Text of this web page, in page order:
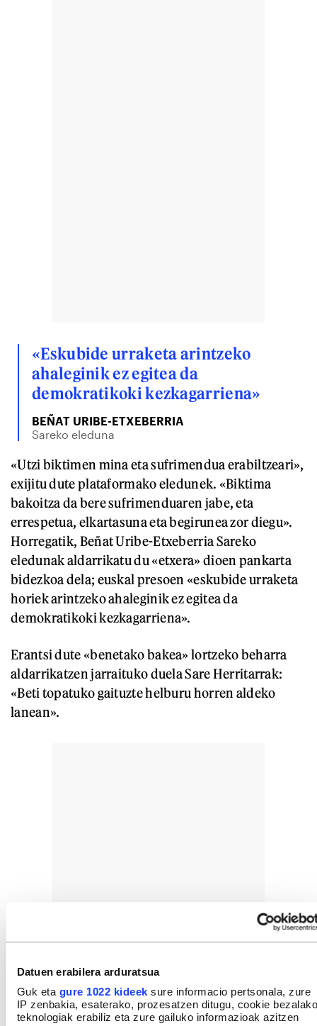
Datuen erabilera arduratsua
Guk eta gure 1022 kideek sure informacio pertsonala, zure
IP zenbakia, esaterako, prozesatzen ditugu, cookie bezalako
teknologiak erabiliz eta zure gailuko informazioak azitzen
«Eskubide urraketa arintzeko
ahaleginik ez egitea da
demokratikoki kezkagarriena»
BEÑAT URIBE-ETXEBERRIA
Sareko eleduna
«Utzi biktimen mina eta sufrimendua erabiltzeari»,
exijitu dute plataformako eledunek. «Biktima
bakoitza da bere sufrimenduaren jabe, eta
errespetua, elkartasuna eta begirunea zor diegu».
Horregatik, Beñat Uribe-Etxeberria Sareko
eledunak aldarrikatu du «etxera» dioen pankarta
bidezkoa dela; euskal presoen «eskubide urraketa
horiek arintzeko ahaleginik ez egitea da
demokratikoki kezkagarriena».
Erantsi dute «benetako bakea» lortzeko beharra
aldarrikatzen jarraituko duela Sare Herritarrak:
«Beti topatuko gaituzte helburu horren aldeko
lanean».